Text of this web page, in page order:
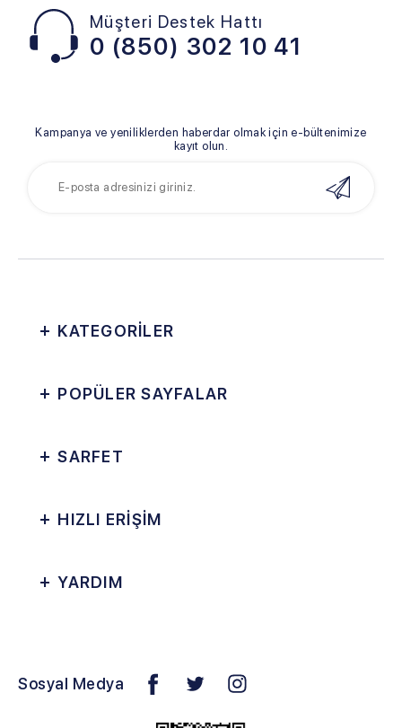
Müşteri Destek Hattı
0 (850) 302 10 41
Kampanya ve yeniliklerden haberdar olmak için e-bültenimize
kayıt olun.
KATEGORİLER
POPÜLER SAYFALAR
SARFET
HIZLI ERİŞİM
YARDIM
Sosyal Medya